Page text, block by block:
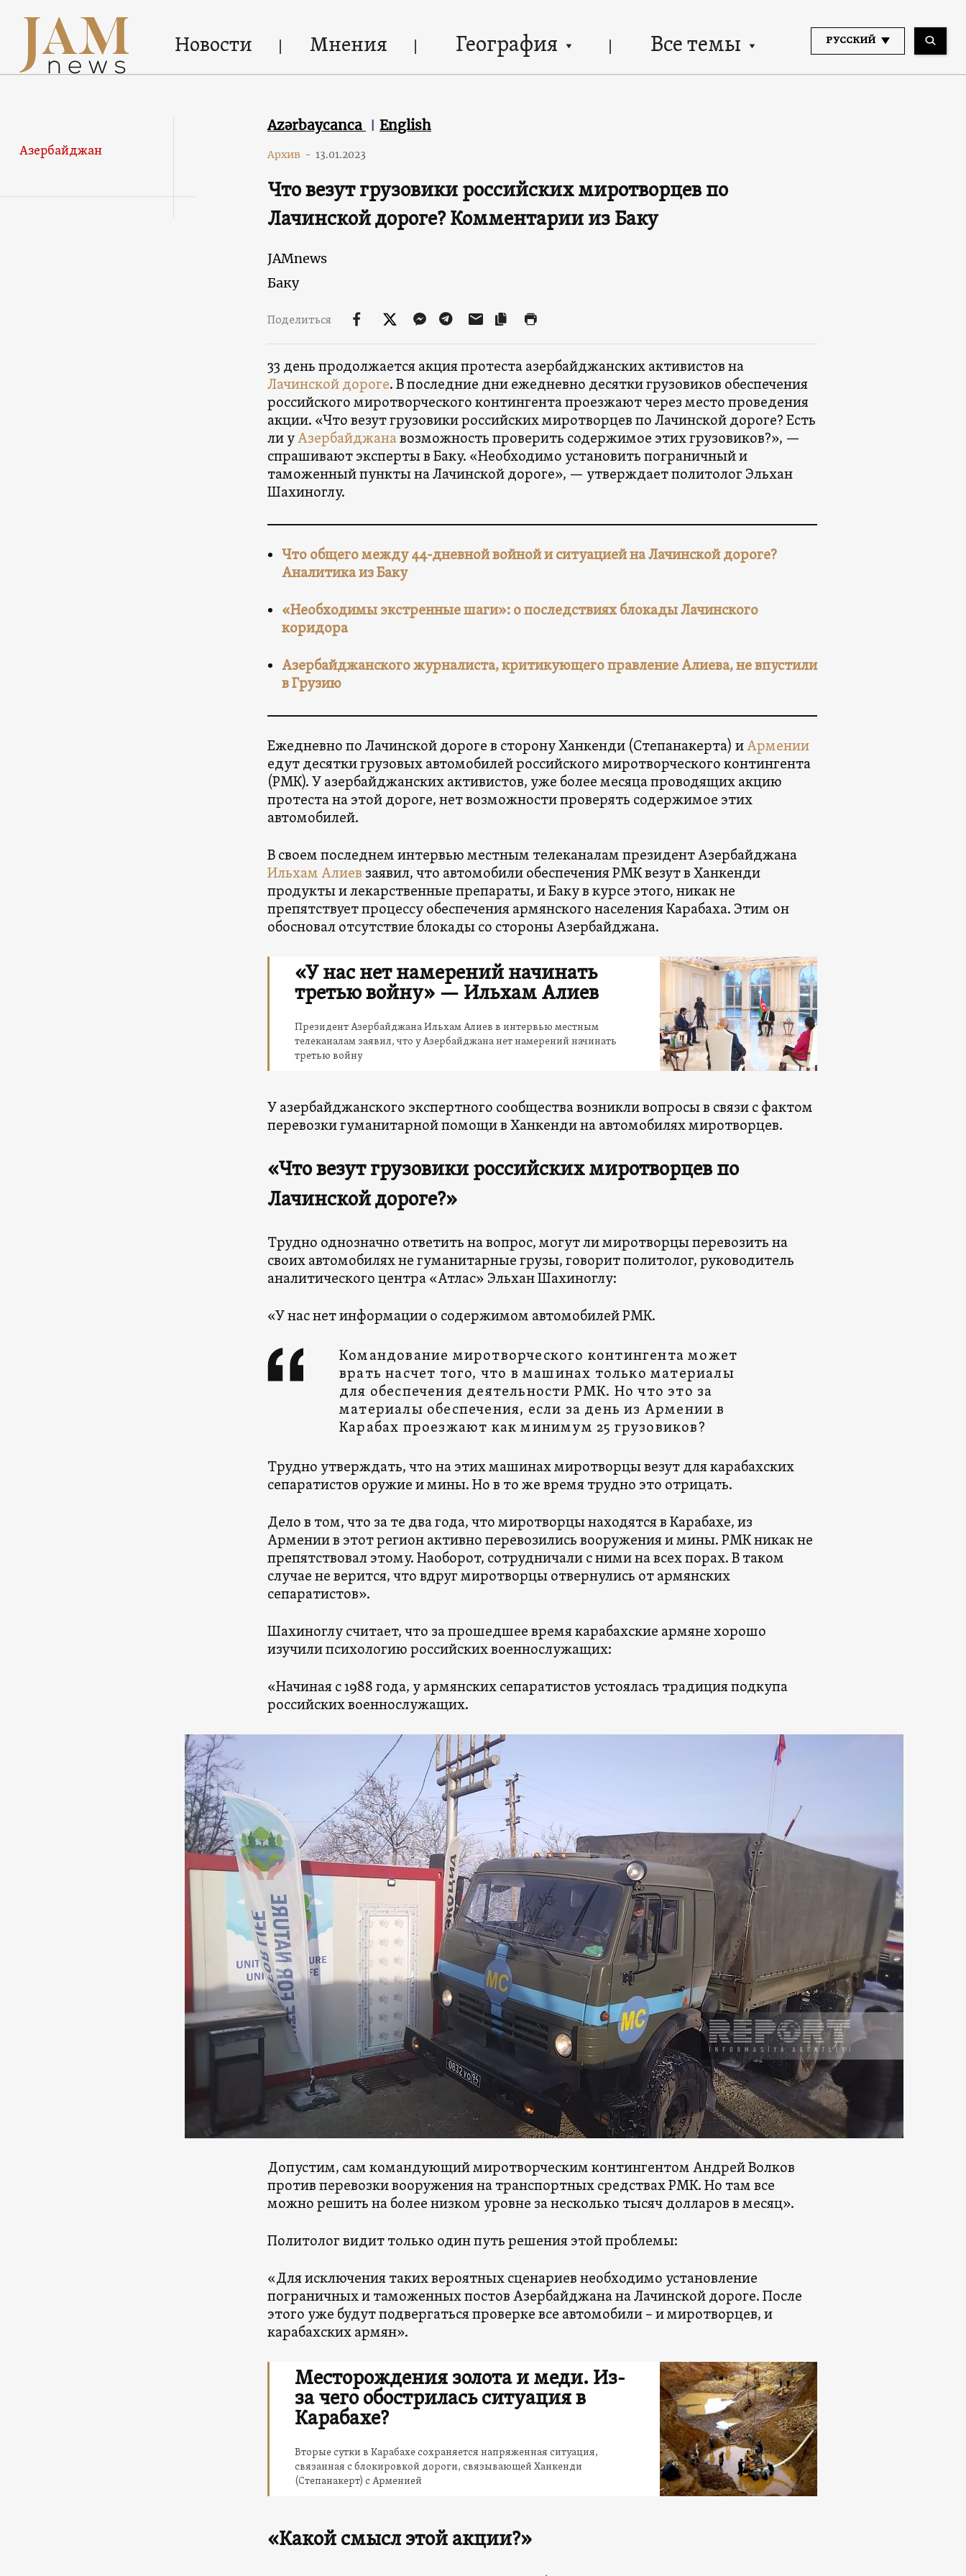
Новости Мнения География Все темы РУССКИЙ
Азербайджан
Azərbaycanca English
Архив - 13.01.2023
Что везут грузовики российских миротворцев по
Лачинской дороге? Комментарии из Баку
JAMnews
Баку
Поделиться
33 день продолжается акция протеста азербайджанских активистов на
Лачинской дороге. В последние дни ежедневно десятки грузовиков обеспечения
российского миротворческого контингента проезжают через место проведения
акции. «Что везут грузовики российских миротворцев по Лачинской дороге? Есть
ли уАзербайджанавозможность проверить содержимое этих грузовиков?», —
спрашивают эксперты в Баку. «Необходимо установить пограничный и
таможенный пункты на Лачинской дороге», — утверждает политолог Эльхан
Шахиноглу.
Что общего между 44-дневной войной и ситуацией на Лачинской дороге?
Аналитика из Баку
«Необходимы экстренные шаги»: о последствиях блокады Лачинского
коридора
Азербайджанского журналиста, критикующего правление Алиева, не впустили
в Грузию
Ежедневно по Лачинской дороге в сторону Ханкенди (Степанакерта) иАрмении
едут десятки грузовых автомобилей российского миротворческого контингента
(РМК). У азербайджанских активистов, уже более месяца проводящих акцию
протеста на этой дороге, нет возможности проверять содержимое этих
автомобилей.
В своем последнем интервью местным телеканалам президент Азербайджана
Ильхам Алиев заявил, что автомобили обеспечения РМК везут в Ханкенди
продукты и лекарственные препараты, и Баку в курсе этого, никак не
препятствует процессу обеспечения армянского населения Карабаха. Этим он
обосновал отсутствие блокады со стороны Азербайджана.
«У нас нет намерений начинать
третью войну» — Ильхам Алиев
Президент Азербайджана Ильхам Алиев в интервью местным
телеканалам заявил, что у Азербайджана нет намерений начинать
третью войну
У азербайджанского экспертного сообщества возникли вопросы в связи с фактом
перевозки гуманитарной помощи в Ханкенди на автомобилях миротворцев.
«Что везут грузовики российских миротворцев по
Лачинской дороге?»
Трудно однозначно ответить на вопрос, могут ли миротворцы перевозить на
своих автомобилях не гуманитарные грузы, говорит политолог, руководитель
аналитического центра «Атлас» Эльхан Шахиноглу:
«У нас нет информации о содержимом автомобилей РМК.
Командование миротворческого контингента может
врать насчет того, что в машинах только материалы
для обеспечения деятельности РМК. Но что это за
материалы обеспечения, если за день из Армении в
Карабах проезжают как минимум 25 грузовиков?
Трудно утверждать, что на этих машинах миротворцы везут для карабахских
сепаратистов оружие и мины. Но в то же время трудно это отрицать.
Дело в том, что за те два года, что миротворцы находятся в Карабахе, из
Армении в этот регион активно перевозились вооружения и мины. РМК никак не
препятствовал этому. Наоборот, сотрудничали с ними на всех порах. В таком
случае не верится, что вдруг миротворцы отвернулись от армянских
сепаратистов».
Шахиноглу считает, что за прошедшее время карабахские армяне хорошо
изучили психологию российских военнослужащих:
«Начиная с 1988 года, у армянских сепаратистов устоялась традиция подкупа
российских военнослужащих.
Допустим, сам командующий миротворческим контингентом Андрей Волков
против перевозки вооружения на транспортных средствах РМК. Но там все
можно решить на более низком уровне за несколько тысяч долларов в месяц».
Политолог видит только один путь решения этой проблемы:
«Для исключения таких вероятных сценариев необходимо установление
пограничных и таможенных постов Азербайджана на Лачинской дороге. После
этого уже будут подвергаться проверке все автомобили – и миротворцев, и
карабахских армян».
Месторождения золота и меди. Из-
за чего обострилась ситуация в
Карабахе?
Вторые сутки в Карабахе сохраняется напряженная ситуация,
связанная с блокировкой дороги, связывающей Ханкенди
(Степанакерт) с Арменией
«Какой смысл этой акции?»